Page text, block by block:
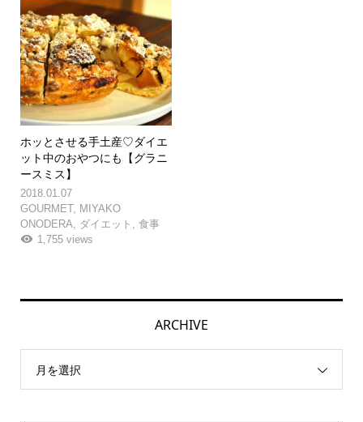
ホッとさせる手土産♡ダイエ
ット中のおやつにも【グラニ
ースミス】
2018.01.07
GOURMET, MIYAKO
ONODERA
ダイエット
食事
1,755 views
ARCHIVE
月を選択